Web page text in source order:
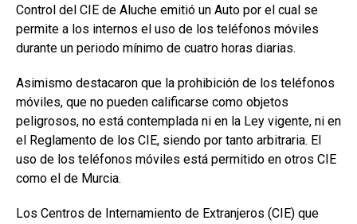
Control del CIE de Aluche emitió un Auto por el cual se
permite a los internos el uso de los teléfonos móviles
durante un periodo mínimo de cuatro horas diarias.
Asimismo destacaron que la prohibición de los teléfonos
móviles, que no pueden calificarse como objetos
peligrosos, no está contemplada ni en la Ley vigente, ni en
el Reglamento de los CIE, siendo por tanto arbitraria. El
uso de los teléfonos móviles está permitido en otros CIE
como el de Murcia.
Los Centros de Internamiento de Extranjeros (CIE) que